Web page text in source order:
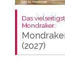
Das
Mondraker:
(2027)